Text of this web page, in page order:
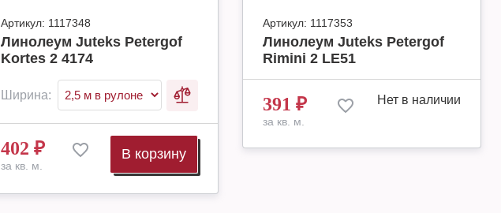
Артикул: 1117348
Линолеум Juteks Petergof
Kortes 2 4174
Ширина:
402 ₽
за кв. м.
В корзину
Артикул: 1117353
Линолеум Juteks Petergof
Rimini 2 LE51
391 ₽
за кв. м.
Нет в наличии